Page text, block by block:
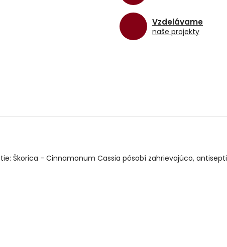
Vzdelávame
naše projekty
Škorica - Cinnamonum Cassia pôsobí zahrievajúco,